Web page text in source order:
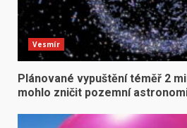
Vesmír
Plánované vypuštění téměř 2
mohlo zničit pozemní